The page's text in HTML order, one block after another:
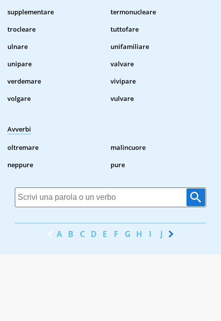
supplementare
termonucleare
trocleare
tuttofare
ulnare
unifamiliare
unipare
valvare
verdemare
vivipare
volgare
vulvare
Avverbi
oltremare
malincuore
neppure
pure
A B C D E F G H I J K